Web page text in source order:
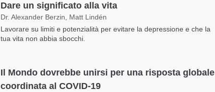
Dare un significato alla vita
Dr. Alexander Berzin, Matt Lindén
Lavorare su limiti e potenzialità per evitare la depressione e che la
tua vita non abbia sbocchi.
Il Mondo dovrebbe unirsi per una risposta globale
coordinata al COVID-19